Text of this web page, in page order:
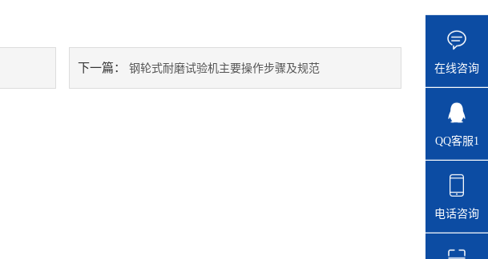
下一篇： 钢轮式耐磨试验机主要操作步骤及规范 在线咨询
QQ客服1
电话咨询